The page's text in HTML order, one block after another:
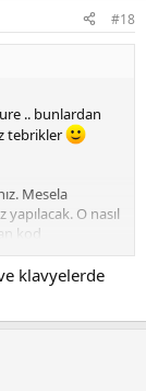
#18
.. bunlardan
tebrikler
Mesela
O nasıl
kod
Siz projeye
Sonra
kadar devam
klavyelerde